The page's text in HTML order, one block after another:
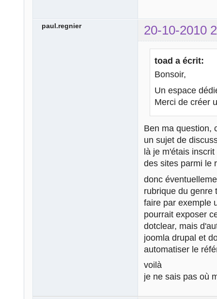
paul.regnier 20-10-2010
toad a écrit:
Bonsoir,
Un espace
Merci de créer
Ben ma question,
un sujet de
là je m'étais
des sites parmi le
donc
rubrique du genre
faire par exemple
pourrait exposer
dotclear, mais
joomla drupal et
automatiser le
voilà
je ne sais pas où